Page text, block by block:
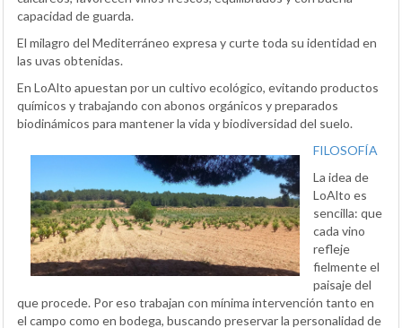
capacidad de guarda.
El milagro del Mediterráneo expresa y curte toda su identidad en
las uvas obtenidas.
En LoAlto apuestan por un cultivo ecológico, evitando productos
químicos y trabajando con abonos orgánicos y preparados
biodinámicos para mantener la vida y biodiversidad del suelo.
FILOSOFÍA
La idea de
LoAlto es
sencilla: que
cada vino
refleje
fielmente el
paisaje del
que procede. Por eso trabajan con mínima intervención tanto en
el campo como en bodega, buscando preservar la personalidad de